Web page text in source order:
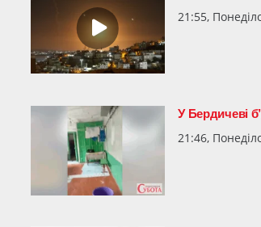
21:55,
У Бердичеві
21:46,